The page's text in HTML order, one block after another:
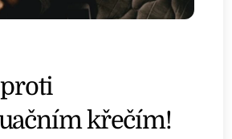
křečím!